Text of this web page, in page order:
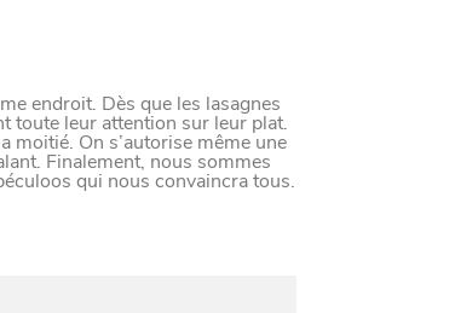
endroit. Dès que les lasagnes
toute leur attention sur leur plat.
moitié. On s’autorise même une
Finalement, nous sommes
qui nous convaincra tous.